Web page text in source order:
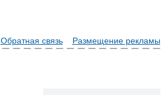
Обратная связь Размещение рекламы